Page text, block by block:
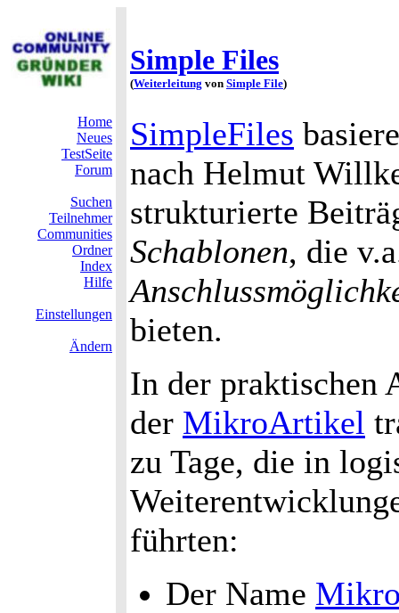
Simple Files
(Weiterleitung von Simple File)
Home
Neues
TestSeite
Forum
Suchen
Teilnehmer
Communities
Ordner
Index
Hilfe
Einstellungen
Ändern
SimpleFiles
nach Helmut
strukturierte
Schablonen, die
bieten.
In der praktischen
der MikroArtikel
zu Tage, die in
führten:
Der Name